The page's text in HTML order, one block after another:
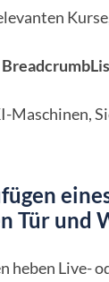
Maschinen,
Tür und
heben Live-